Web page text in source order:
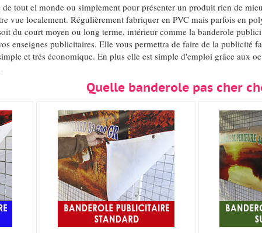
de tout el monde ou simplement pour présenter un produit rien de
vue localement. Régulièrement fabriquer en PVC mais parfois en
du court moyen ou long terme, intérieur comme la banderole
enseignes publicitaires. Elle vous permettra de faire de la publicité
et trés économique. En plus elle est simple d'emploi grâce aux
Quelle banderole pas cher